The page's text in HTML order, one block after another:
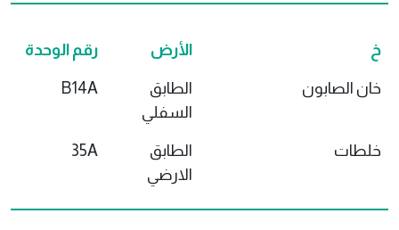
خ الأرض رقم الوحدة
خان الصابون
الطابق
السفلي
B14A
خلطات
الطابق
الارضي
35A